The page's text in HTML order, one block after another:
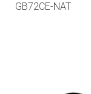
GB72CE-NAT